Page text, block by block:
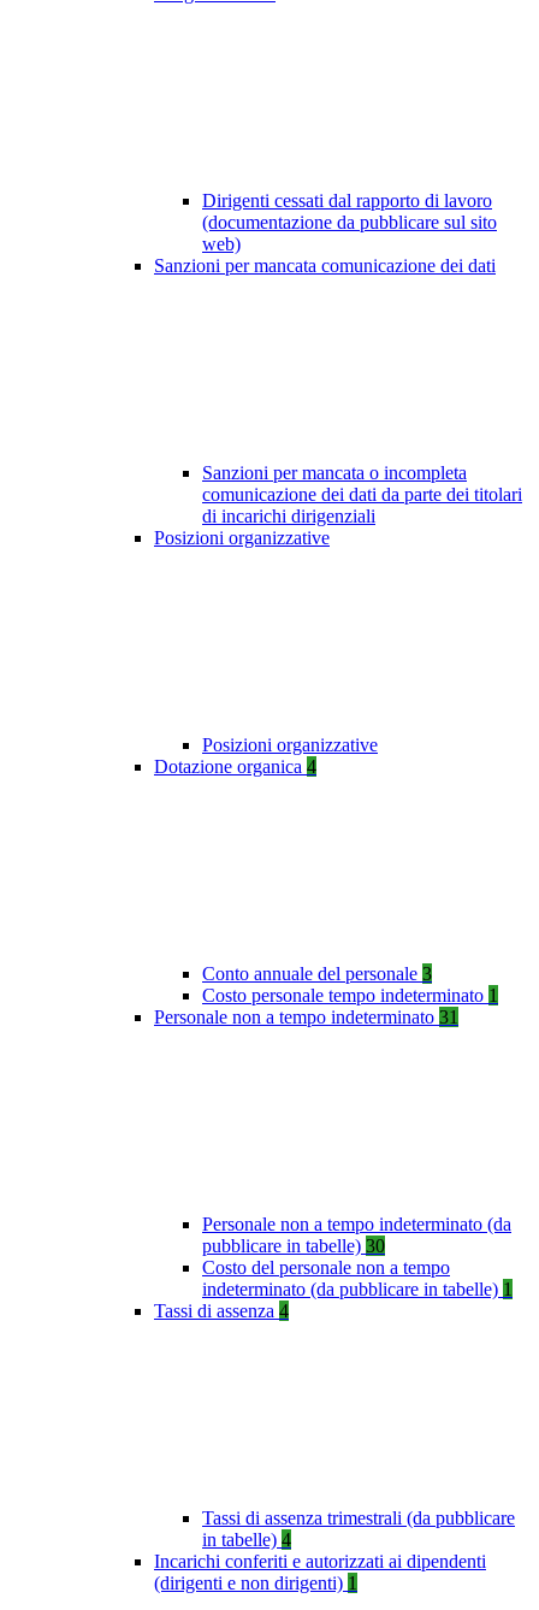
Dirigenti cessati dal rapporto di lavoro
(documentazione da pubblicare sul sito
web)
Sanzioni per mancata comunicazione dei dati
Sanzioni per mancata o incompleta
comunicazione dei dati da parte dei titolari
di incarichi dirigenziali
Posizioni organizzative
Posizioni organizzative
Dotazione organica 4
Conto annuale del personale 3
Costo personale tempo indeterminato 1
Personale non a tempo indeterminato 31
Personale non a tempo indeterminato (da
pubblicare in tabelle) 30
Costo del personale non a tempo
indeterminato (da pubblicare in tabelle) 1
Tassi di assenza 4
Tassi di assenza trimestrali (da pubblicare
in tabelle) 4
Incarichi conferiti e autorizzati ai dipendenti
(dirigenti e non dirigenti) 1